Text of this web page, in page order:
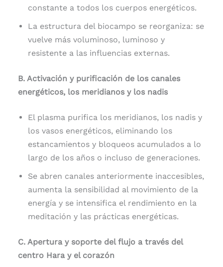
constante a todos los cuerpos energéticos.
La estructura del biocampo se reorganiza: se
vuelve más voluminoso, luminoso y
resistente a las influencias externas.
B. Activación y purificación de los canales
energéticos, los meridianos y los nadis
El plasma purifica los meridianos, los nadis y
los vasos energéticos, eliminando los
estancamientos y bloqueos acumulados a lo
largo de los años o incluso de generaciones.
Se abren canales anteriormente inaccesibles,
aumenta la sensibilidad al movimiento de la
energía y se intensifica el rendimiento en la
meditación y las prácticas energéticas.
C. Apertura y soporte del flujo a través del
centro Hara y el corazón